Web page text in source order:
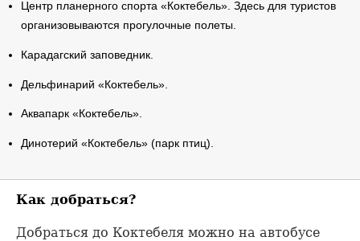
Центр планерного спорта «Коктебель». Здесь для туристов
организовываются прогулочные полеты.
Карадагский заповедник.
Дельфинарий «Коктебель».
Аквапарк «Коктебель».
Динотерий «Коктебель» (парк птиц).
Как добраться?
Добраться до Коктебеля можно на автобусе